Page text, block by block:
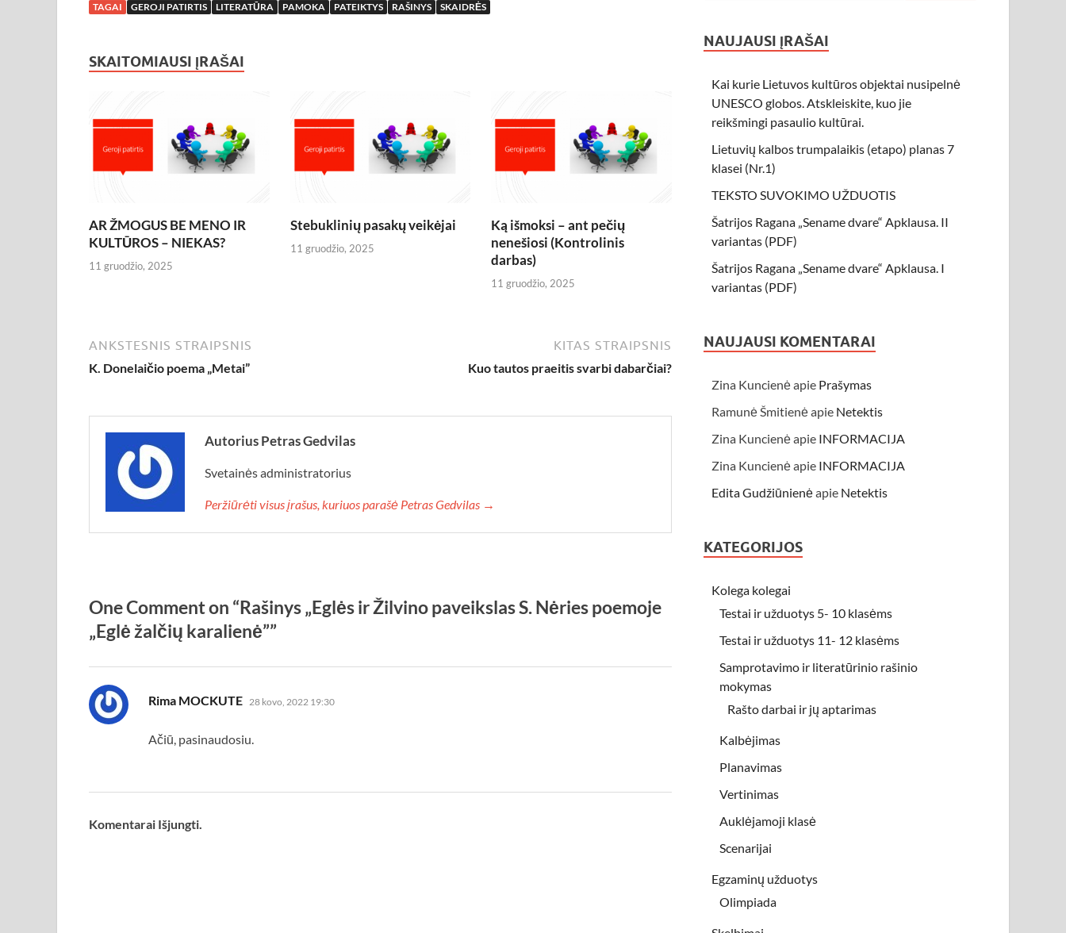
TAGAI GEROJI PATIRTIS LITERATŪRA PAMOKA PATEIKTYS RAŠINYS SKAIDRĖS
SKAITOMIAUSI ĮRAŠAI
AR ŽMOGUS BE MENO IR
KULTŪROS – NIEKAS?
11 gruodžio, 2025
Stebuklinių pasakų veikėjai
11 gruodžio, 2025
Ką išmoksi – ant pečių
nenešiosi (Kontrolinis
darbas)
11 gruodžio, 2025
ANKSTESNIS STRAIPSNIS
K. Donelaičio poema „Metai”
KITAS STRAIPSNIS
Kuo tautos praeitis svarbi dabarčiai?
Autorius Petras Gedvilas
Svetainės administratorius
Peržiūrėti visus įrašus, kuriuos parašė Petras Gedvilas →
One Comment on “Rašinys „Eglės ir Žilvino paveikslas S. Nėries poemoje
„Eglė žalčių karalienė””
Rima MOCKUTE parašė:
28 kovo, 2022 19:30
Ačiū, pasinaudosiu.
Komentarai Išjungti.
NAUJAUSI ĮRAŠAI
Kai kurie Lietuvos kultūros objektai nusipelnė
UNESCO globos. Atskleiskite, kuo jie
reikšmingi pasaulio kultūrai.
Lietuvių kalbos trumpalaikis (etapo) planas 7
klasei (Nr.1)
TEKSTO SUVOKIMO UŽDUOTIS
Šatrijos Ragana „Sename dvare“ Apklausa. II
variantas (PDF)
Šatrijos Ragana „Sename dvare“ Apklausa. I
variantas (PDF)
NAUJAUSI KOMENTARAI
Zina Kuncienėapie Prašymas
Ramunė Šmitienėapie Netektis
Zina Kuncienėapie INFORMACIJA
Zina Kuncienėapie INFORMACIJA
Edita Gudžiūnienėapie Netektis
KATEGORIJOS
Kolega kolegai
Testai ir užduotys 5- 10 klasėms
Testai ir užduotys 11- 12 klasėms
Samprotavimo ir literatūrinio rašinio
mokymas
Rašto darbai ir jų aptarimas
Kalbėjimas
Planavimas
Vertinimas
Auklėjamoji klasė
Scenarijai
Egzaminų užduotys
Olimpiada